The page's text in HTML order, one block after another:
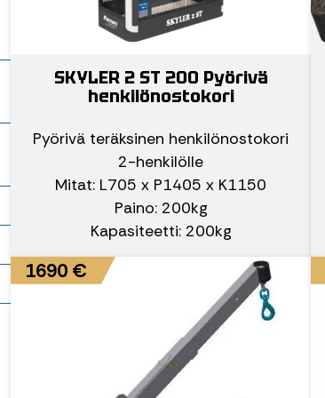
SKYLER 2 ST 200 Pyörivä
henkilönostokori
Pyörivä teräksinen henkilönostokori
2-henkilölle
Mitat: L705 x P1405 x K1150
Paino: 200kg
Kapasiteetti: 200kg
1690 €